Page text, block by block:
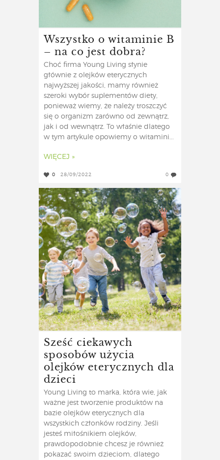
Wszystko o witaminie B
– na co jest dobra?
Choć firma Young Living słynie
głównie z olejków eterycznych
najwyższej jakości, mamy również
szeroki wybór suplementów diety,
ponieważ wiemy, że należy troszczyć
się o organizm zarówno od zewnątrz,
jak i od wewnątrz. To właśnie dlatego
w tym artykule opowiemy o witamini...
WIĘCEJ »
0 28/09/2022 0
Sześć ciekawych
sposobów użycia
olejków eterycznych dla
dzieci
Young Living to marka, która wie, jak
ważne jest tworzenie produktów na
bazie olejków eterycznych dla
wszystkich członków rodziny. Jeśli
jesteś miłośnikiem olejków,
prawdopodobnie chcesz je również
pokazać swoim dzieciom, dlatego